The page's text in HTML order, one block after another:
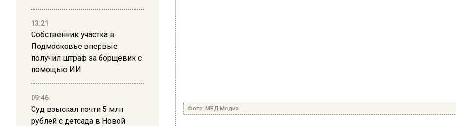
13:21
Собственник участка в
Подмосковье впервые
получил штраф за борщевик с
помощью ИИ
09:46
Суд взыскал почти 5 млн
рублей с детсада в Новой
Фото: МВД Медиа